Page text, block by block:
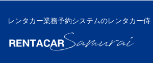
レンタカー業務予約システムのレンタカー侍